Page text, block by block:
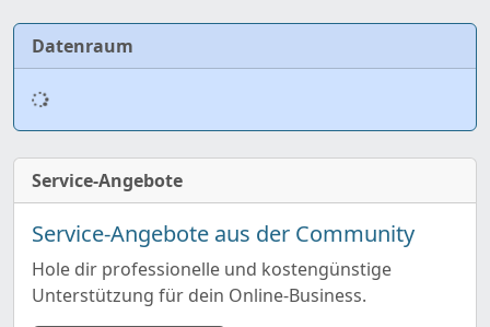
Datenraum
Service-Angebote
Service-Angebote aus der Community
Hole dir professionelle und kostengünstige
Unterstützung für dein Online-Business.